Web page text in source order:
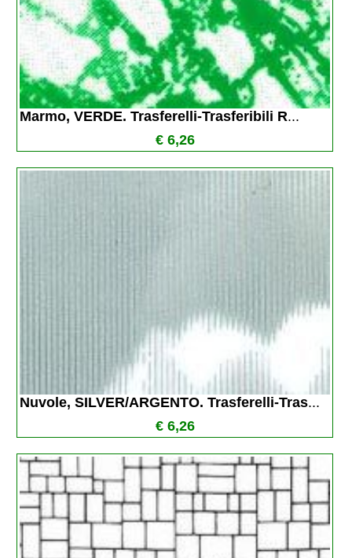
Marmo, VERDE. Trasferelli-Trasferibili R...
€ 6,26
Nuvole, SILVER/ARGENTO. Trasferelli-Tras...
€ 6,26